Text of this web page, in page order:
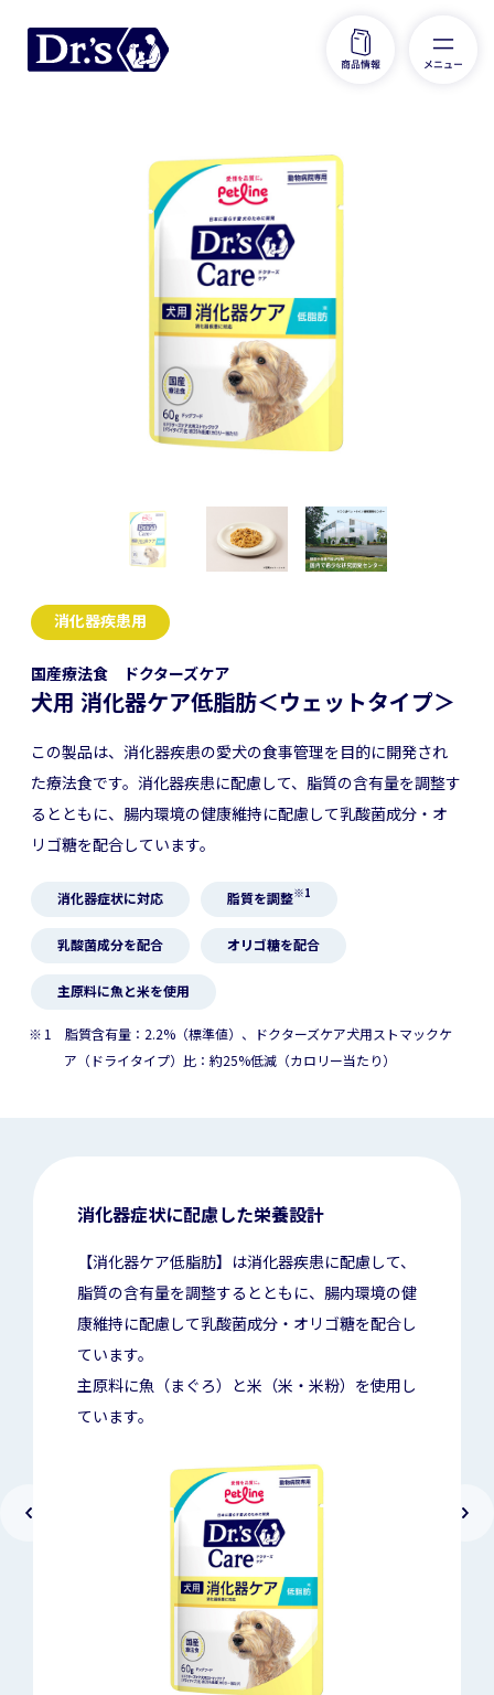
消化器疾患用
国産療法食 ドクターズケア
犬用 消化器ケア低脂肪＜ウェットタイプ＞
この製品は、消化器疾患の愛犬の食事管理を目的に開発され
た療法食です。消化器疾患に配慮して、脂質の含有量を調整す
るとともに、腸内環境の健康維持に配慮して乳酸菌成分・オ
リゴ糖を配合しています。
消化器症状に対応 脂質を調整※1
乳酸菌成分を配合 オリゴ糖を配合
主原料に魚と米を使用
1 脂質含有量：2.2%（標準値）、ドクターズケア犬用ストマックケ
ア（ドライタイプ）比：約25%低減（カロリー当たり）
消化器症状に配慮した栄養設計
【消化器ケア低脂肪】は消化器疾患に配慮して、
脂質の含有量を調整するとともに、腸内環境の健
康維持に配慮して乳酸菌成分・オリゴ糖を配合し
ています。
主原料に魚（まぐろ）と米（米・米粉）を使用し
ています。